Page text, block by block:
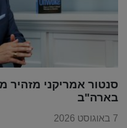
סנטור אמריקני
בארה"ב
7 באוגוסט 2026